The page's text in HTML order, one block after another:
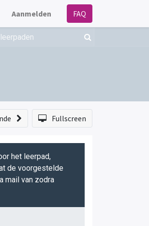
Aanmelden FAQ
Fullscreen
het leerpad,
de voorgestelde
mail van zodra